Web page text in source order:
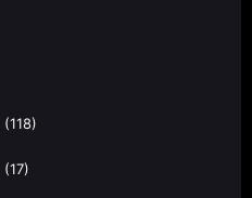
(118)
(17)